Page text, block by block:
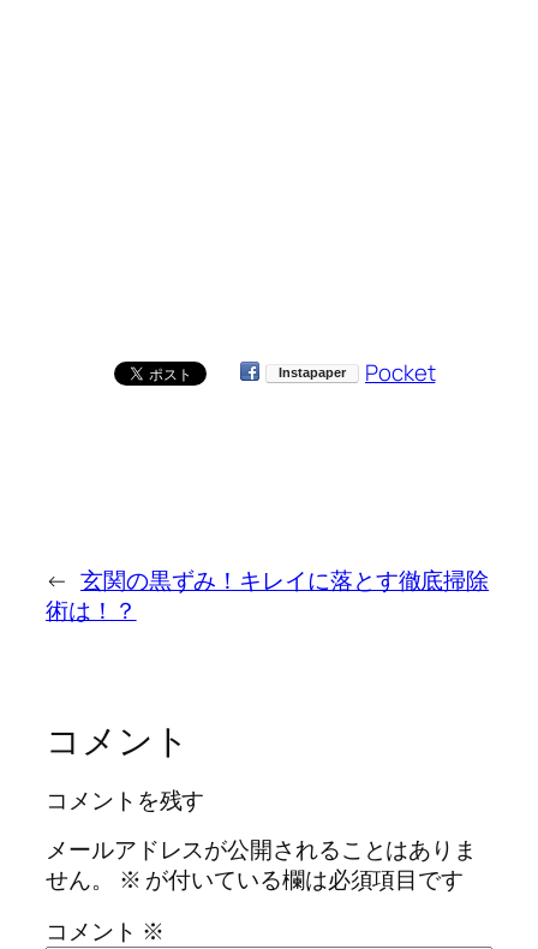
Pocket
← 玄関の黒ずみ！キレイに落とす徹底掃除
術は！？
コメント
コメントを残す
メールアドレスが公開されることはありま
せん。
※ が付いている欄は必須項目です
コメント ※